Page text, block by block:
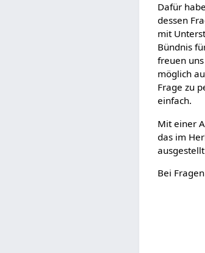
Dafür
dessen
mit
Bündnis
freuen
möglich
Frage zu
einfach.
Mit einer
das im
Bei